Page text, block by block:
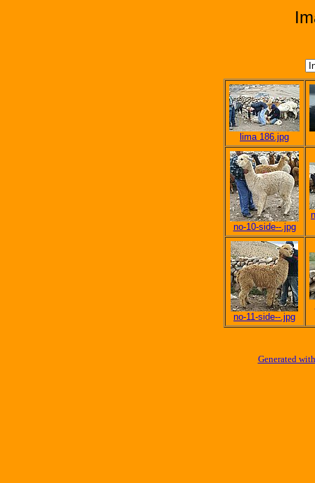
lima 186.jpg
no-10-side--.jpg
no-11-side--.jpg
Generated